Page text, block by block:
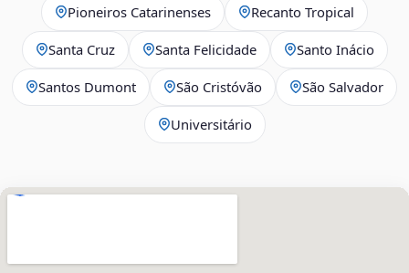
Pioneiros Catarinenses Recanto Tropical
Santa Cruz Santa Felicidade Santo Inácio
Santos Dumont São Cristóvão São Salvador
Universitário